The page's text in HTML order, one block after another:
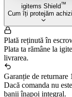
igitems Shield™
Cum îți protejăm
Plată reținută în
Plata ta rămâne la
livrarea.
Garanție de returnare
Dacă comanda nu
banii înapoi integral.